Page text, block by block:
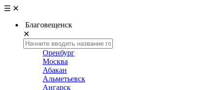
☰ ✕
Благовещенск
✕
Оренбург
Москва
Абакан
Альметьевск
Ангарск